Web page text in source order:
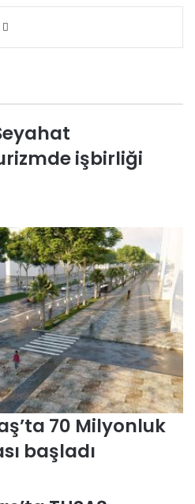
E-
işbirliği
70 Milyonluk
başladı